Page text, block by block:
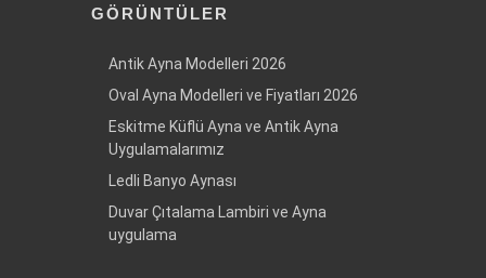
GÖRÜNTÜLER
Antik Ayna Modelleri 2026
Oval Ayna Modelleri ve Fiyatları 2026
Eskitme Küflü Ayna ve Antik Ayna
Uygulamalarımız
Ledli Banyo Aynası
Duvar Çıtalama Lambiri ve Ayna
uygulama